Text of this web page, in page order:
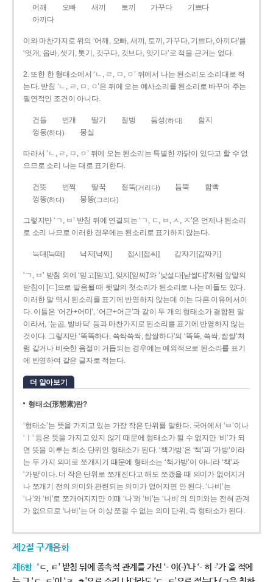
어깨 오빠 새끼 토끼 가꾸다
기쁘다
아끼다
이와 마찬가지로 위의 ‘어깨, 오빠, 새끼, 토끼, 가꾸다, 기쁘다, 아끼다’를
‘엇개, 옵바, 샛기, 톳기, 갓구다, 깃브다, 앗기다’로 적을 근거는 없다.
2. 또한 한 형태소에서 ‘ㄴ, ㄹ, ㅁ, ㅇ’ 뒤에서 나는 된소리도 소리대로 적
는다. 받침 ‘ㄴ, ㄹ, ㅁ, ㅇ’은 뒤에 오는 예사소리를 된소리로 바꾸어 주는
필연적인 조건이 아니다.
건들 번개 딸기 절벙 듬성(하다)
함지
껑둥(하다) 뭉실
따라서 ‘ㄴ, ㄹ, ㅁ, ㅇ’ 뒤에 오는 된소리는 특별한 까닭이 있다고 할 수 없
으므로 소리 나는 대로 표기한다.
건뜻 번쩍 딸꾹 절뚝(거리다) 듬뿍
함빡
껑뚱(하다) 뭉뚱(그리다)
그렇지만 ‘ㄱ, ㅂ’ 받침 뒤에 연결되는 ‘ㄱ, ㄷ, ㅂ, ㅅ, ㅈ’은 언제나 된소리
로 소리 나므로 이러한 경우에는 된소리로 표기하지 않는다.
늑대[늑때] 낙지[낙찌] 접시[접씨] 갑자기[갑짜기]
‘ㄱ, ㅂ’ 받침 외에 ‘믿고[믿꼬], 잊지[읻찌]’와 ‘낯설다[낟썰다]’처럼 앞말의
받침이 [ㄷ]으로 발음될 때 뒷말의 첫소리가 된소리로 나는 예들도 있다.
이러한 말 역시 된소리를 표기에 반영하지 않는데 이는 다른 이유에서이
다. 이들은 ‘어간+어미’, ‘어근+어근’과 같이 두 개의 형태소가 결합된 말
이라서, ‘눈곱, 발바닥’ 등과 마찬가지로 된소리를 표기에 반영하지 않는
것이다. 그렇지만 ‘똑똑하다, 쓱싹쓱싹, 쌉쌀하다’의 ‘똑똑, 쓱싹, 쌉쌀’처
럼 같거나 비슷한 음절이 거듭되는 경우에는 예외적으로 된소리를 표기
에 반영하여 같은 글자로 적는다.
더 알아보기
형태소(形態素)란?
‘형태소’는 뜻을 가지고 있는 가장 작은 단위를 말한다. 국어에서 ‘ㅂ’이나
‘ㅣ’ 등은 뜻을 가지고 있지 않기 때문에 형태소가 될 수 없지만 ‘비’가 되
면 뜻을 이루는 최소 단위인 형태소가 된다. ‘책가방’은 ‘책’과 ‘가방’이라
는 두 가지 의미로 쪼개지기 때문에 형태소는 ‘책가방’이 아니라 ‘책’과
‘가방’이다. 더 작은 단위로 쪼개진다고 해도 쪼갰을 때 의미가 없어지거
나 쪼개기 전의 의미와 관련되는 의미가 없어지면 안 된다. ‘나비’는
‘나’와 ‘비’로 쪼개어지지만 이때 ‘나’와 ‘비’는 ‘나비’의 의미와는 전혀 관계
가 없으므로 ‘나비’는 더 이상 쪼갤 수 없는 의미 단위, 즉 형태소가 된다.
제2절 구개음화
제6항 ‘ㄷ, ㅌ’ 받침 뒤에 종속적 관계를 가진 ‘- 이(-)’나 ‘- 히 -’가 올 적에